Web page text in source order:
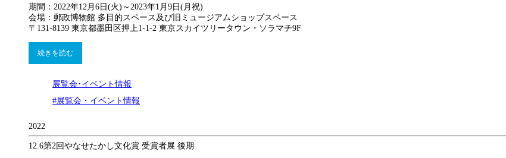
期間：2022年12月6日(火)～2023年1月9日(月祝)
会場：郵政博物館 多目的スペース及び旧ミュージアムショップスペース
〒131-8139 東京都墨田区押上1-1-2 東京スカイツリータウン・ソラマチ9F
続きを読む
展覧会･イベント情報
#展覧会・イベント情報
2022
12.6第2回やなせたかし文化賞 受賞者展 後期